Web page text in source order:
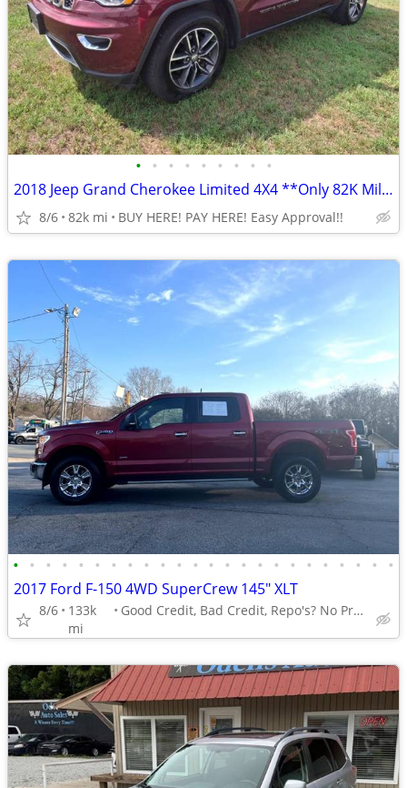
• • • • • • • • •
2018 Jeep Grand Cherokee Limited 4X4 **Only 82K Miles!!**
8/6 82k mi BUY HERE! PAY HERE! Easy Approval!!
• • • • • • • • • • • • • • • • • • • • • • • •
2017 Ford F-150 4WD SuperCrew 145" XLT
8/6
133k
mi
Good Credit, Bad Credit, Repo's? No Problem!